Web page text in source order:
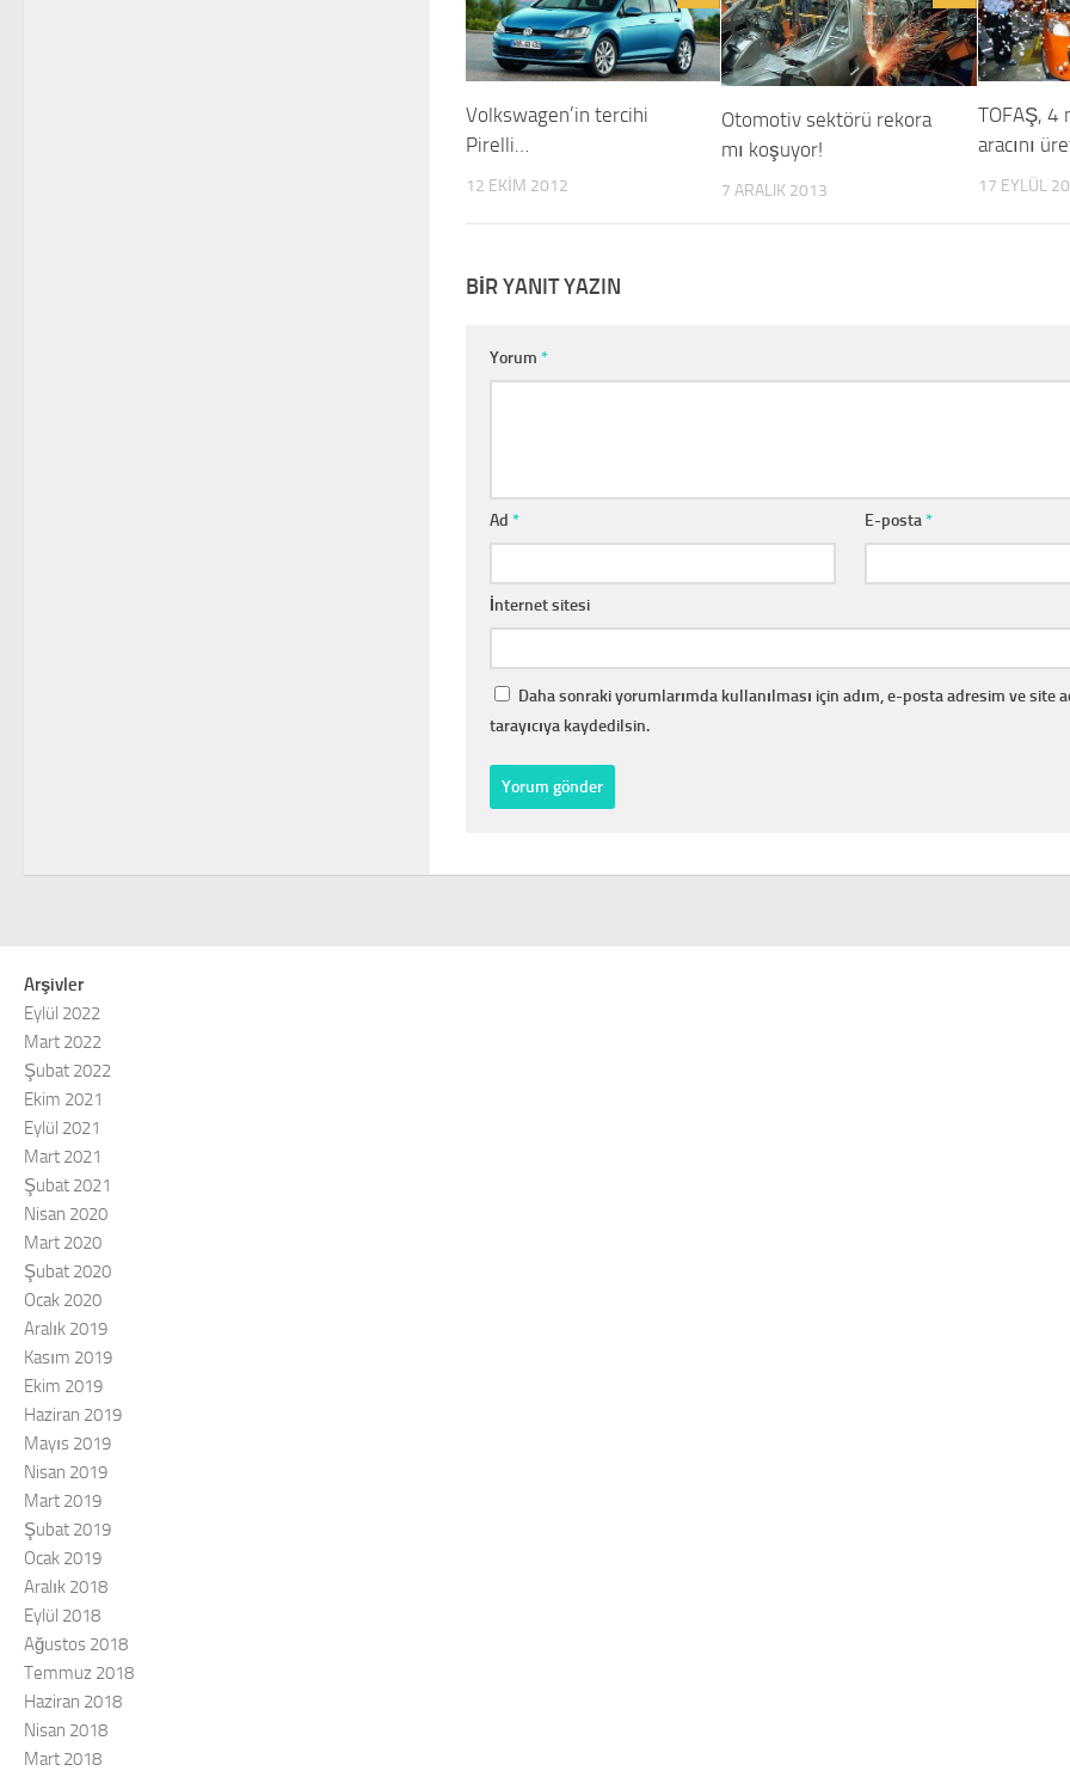
Volkswagen’in tercihi
Pirelli…
12 EKIM 2012
Otomotiv sektörü rekora
mı koşuyor!
7 ARALIK 2013
TOFAŞ, 4
aracını
17 EYLÜL
BIR YANIT YAZIN
Yorum *
Ad * E-posta*
İnternet sitesi
Daha sonraki yorumlarımda kullanılması için adım, e-posta adresim ve site
tarayıcıya kaydedilsin.
Arşivler
Eylül 2022
Mart 2022
Şubat 2022
Ekim 2021
Eylül 2021
Mart 2021
Şubat 2021
Nisan 2020
Mart 2020
Şubat 2020
Ocak 2020
Aralık 2019
Kasım 2019
Ekim 2019
Haziran 2019
Mayıs 2019
Nisan 2019
Mart 2019
Şubat 2019
Ocak 2019
Aralık 2018
Eylül 2018
Ağustos 2018
Temmuz 2018
Haziran 2018
Nisan 2018
Mart 2018